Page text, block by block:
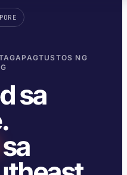
→
Substrate selector
NG
sa
sa